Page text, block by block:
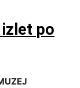
po